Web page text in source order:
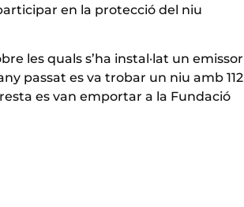
en la protecció del niu
les quals s’ha instal·lat un emissor
passat es va trobar un niu amb 112
es van emportar a la Fundació